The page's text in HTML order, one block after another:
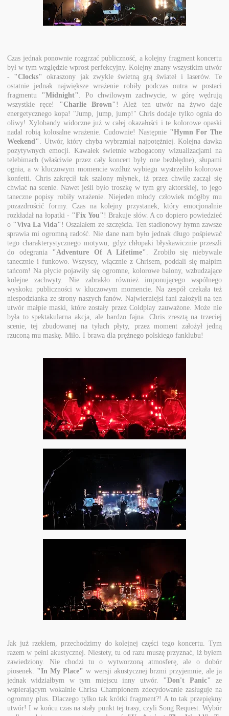
Czas jednak ponownie rozgrzać publiczność, a kolejny fragment koncertu
był w tym względzie wprost perfekcyjny. Kolejny znany wszystkim utwór
- "Clocks"
okraszony jak zwykle świetną grą świateł i laserów. Te
ostatnie jednak największe wrażenie robiły podczas outra w postaci
fragmentu "Midnight"
. Po chwilowym zachwycie, w górę wędrują
wszystkie ręce! "Charlie Brown"! Ależ ten utwór na żywo daje
energetycznego kopa! "Jump, jump, jump!" Chris dodaje tylko ognia do
oliwy! Xylobandy widoczne już w całej okazałości i te kolorowe opaski
nadal robią kolosalne wrażenie. Cudownie! Następnie "Hymn For The
Weekend"
. Utwór, który chyba wybrzmiał najpotężniej. Kolejna dawka
pozytywnych emocji. Kawałek świetnie wzbogacony wizualizacjami na
telebimach (właściwie przez cały koncert były one bezbłędne), słupami
ognia, a w kluczowym momencie wzdłuż wybiegu wystrzeliło kolorowe
konfetti. Chris zakręcił tak szalony młynek, iż przez chwilę zaczął się
chwiać na scenie. Nawet jeśli było troszkę w tym gry aktorskiej, to jego
taneczne popisy robiły wrażenie. Niejeden młody człowiek mógłby mu
pozazdrościć formy. Czas na kolejny przystanek, który emocjonalnie
rozkładał na łopatki - "Fix You"! Brakuje słów. A co dopiero powiedzieć
o "Viva La Vida"! Oszalałem ze szczęścia. Ten stadionowy hymn zawsze
sprawia mi ogromną radość. Nie dane nam było jednak długo pośpiewać
tego charakterystycznego motywu, gdyż chłopaki błyskawicznie przeszli
do odegrania "Adventure Of A Lifetime"
. Zrobiło się niebywale
tanecznie i funkowo. Wszyscy, włącznie z Chrisem, poddali się małpim
tańcom! Na płycie pojawiły się ogromne, kolorowe balony, wzbudzające
kolejne zachwyty. Nie zabrakło również imponującego wspólnego
wyskoku publiczności w kluczowym momencie. Na zespół czekała też
niespodzianka ze strony naszych fanów. Najwierniejsi fani założyli na ten
utwór małpie maski, które zostały przez Coldplay zauważone. Może nie
była to spektakularna akcja, ale bardzo fajna. Chris zresztą na trzeciej
scenie, tej zbudowanej na tyłach płyty, przez moment założył jedną
rzuconą mu maskę. Miło. I brawa dla prężnego polskiego fanklubu!
Jak już rzekłem, przechodzimy do kolejnej części tego koncertu. Tym
razem w pełni akustycznej. Niestety, tu od razu muszę przyznać, iż byłem
zawiedziony. Nie chodzi tu o wytworzoną atmosferę, ale o dobór
piosenek. "In My Place" w wersji akustycznej brzmi przyjemnie, ale ja
jednak widziałbym w tym miejscu inny utwór. "Don't Panic" ze
wspierającym wokalnie Chrisa Championem zdecydowanie zasługuje na
ogromny plus. Dlaczego tylko tak krótki fragment?! A to tak przepiękny
utwór! I w końcu czas na stały punkt tej trasy, czyli Song Request. Wybór